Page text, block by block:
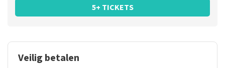
5+ TICKETS
Veilig betalen